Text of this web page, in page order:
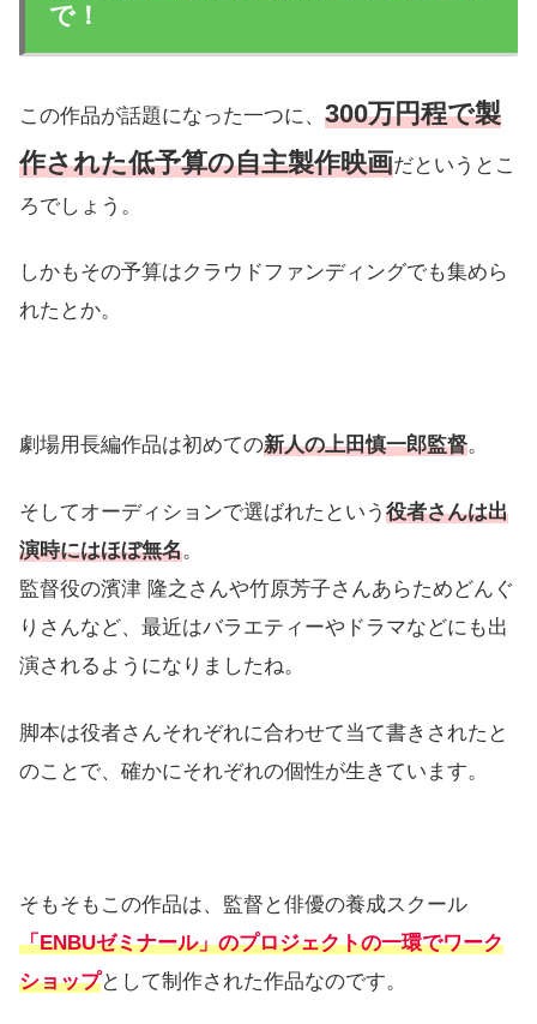
で！
この作品が話題になった一つに、 300万円程で製
作された低予算の自主製作映画だというとこ
ろでしょう。
しかもその予算はクラウドファンディングでも集めら
れたとか。
劇場用長編作品は初めての新人の上田慎一郎監督。
そしてオーディションで選ばれたという 役者さんは出
演時にはほぼ無名。
監督役の濱津 隆之さんや竹原芳子さんあらためどんぐ
りさんなど、最近はバラエティーやドラマなどにも出
演されるようになりましたね。
脚本は役者さんそれぞれに合わせて当て書きされたと
のことで、確かにそれぞれの個性が生きています。
そもそもこの作品は、監督と俳優の養成スクール
「ENBUゼミナール」のプロジェクトの一環でワーク
ショップとして制作された作品なのです。